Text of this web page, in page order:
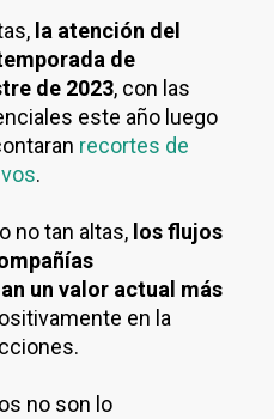
la atención del
de
de 2023, con las
este año luego
recortes de
.
no tan altas, los flujos
un valor actual más
en la
no son lo